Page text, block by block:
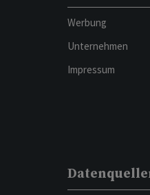
Werbung
Unternehmen
Impressum